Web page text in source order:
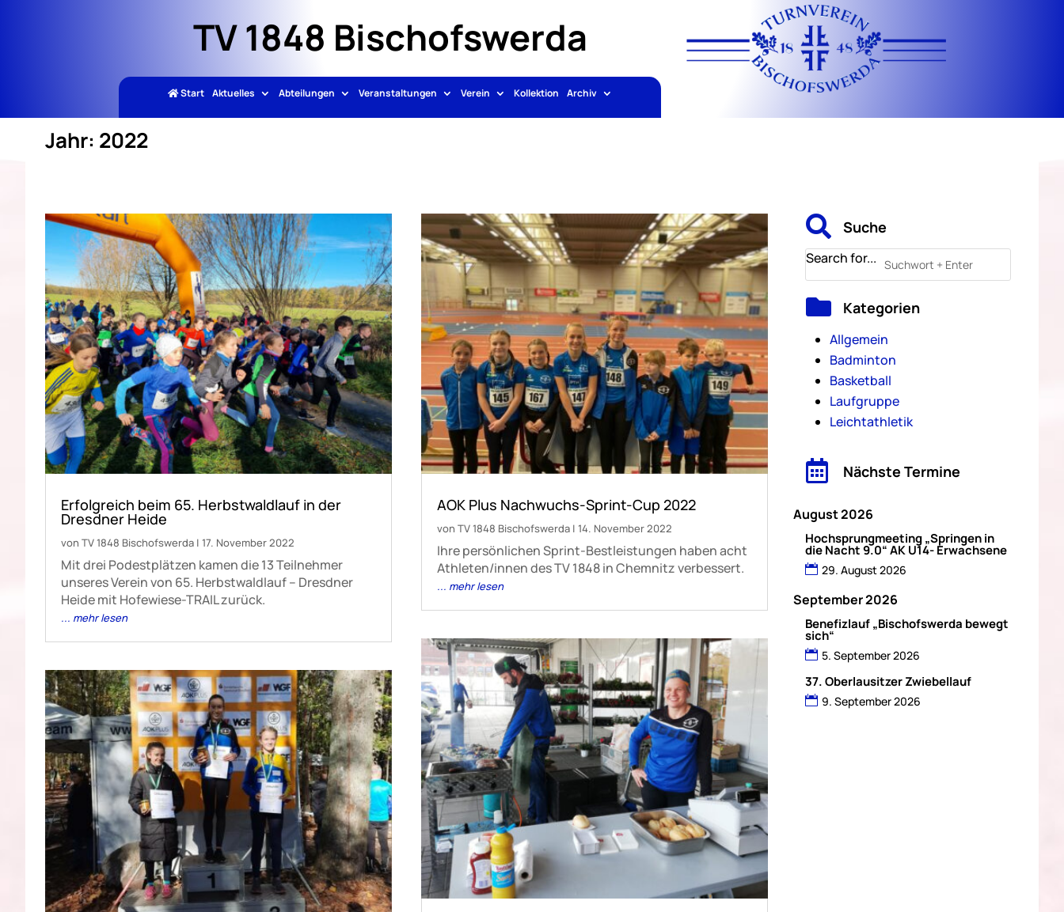
TV 1848 Bischofswerda
Start Aktuelles Abteilungen Veranstaltungen Verein Kollektion Archiv
Jahr: 2022
Erfolgreich beim 65. Herbstwaldlauf in der
Dresdner Heide
von TV 1848 Bischofswerda | 17. November 2022
Mit drei Podestplätzen kamen die 13 Teilnehmer
unseres Verein von 65. Herbstwaldlauf – Dresdner
Heide mit Hofewiese-TRAIL zurück.
... mehr lesen
AOK Plus Nachwuchs-Sprint-Cup 2022
vonTV 1848 Bischofswerda |14. November 2022
Ihre persönlichen Sprint-Bestleistungen haben acht
Athleten/innen des TV 1848 in Chemnitz verbessert.
... mehr lesen
 Suche
Search for...
 Kategorien
Allgemein
Badminton
Basketball
Laufgruppe
Leichtathletik
 Nächste Termine
August 2026
Hochsprungmeeting „Springen in
die Nacht 9.0“ AK U14- Erwachsene
29. August 2026
September 2026
Benefizlauf „Bischofswerda bewegt
sich“
5. September 2026
37. Oberlausitzer Zwiebellauf
9. September 2026